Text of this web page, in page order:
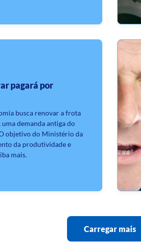
pagará por
busca renovar a frota
demanda antiga do
objetivo do Ministério da
da produtividade e
mais.
Carregar mais